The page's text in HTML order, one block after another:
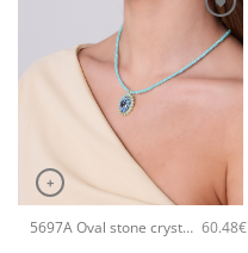
+
5697A Oval stone crystal χειροποίητο κολιέ Catherine bijoux Τυρκουάζ 60.48€